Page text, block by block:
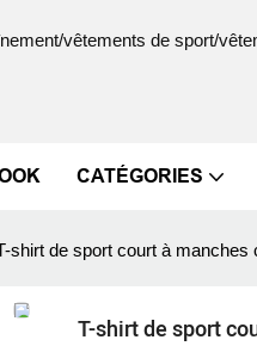
vêtements de sport/
CATÉGORIES
shirt de sport court à
T-shirt de sport